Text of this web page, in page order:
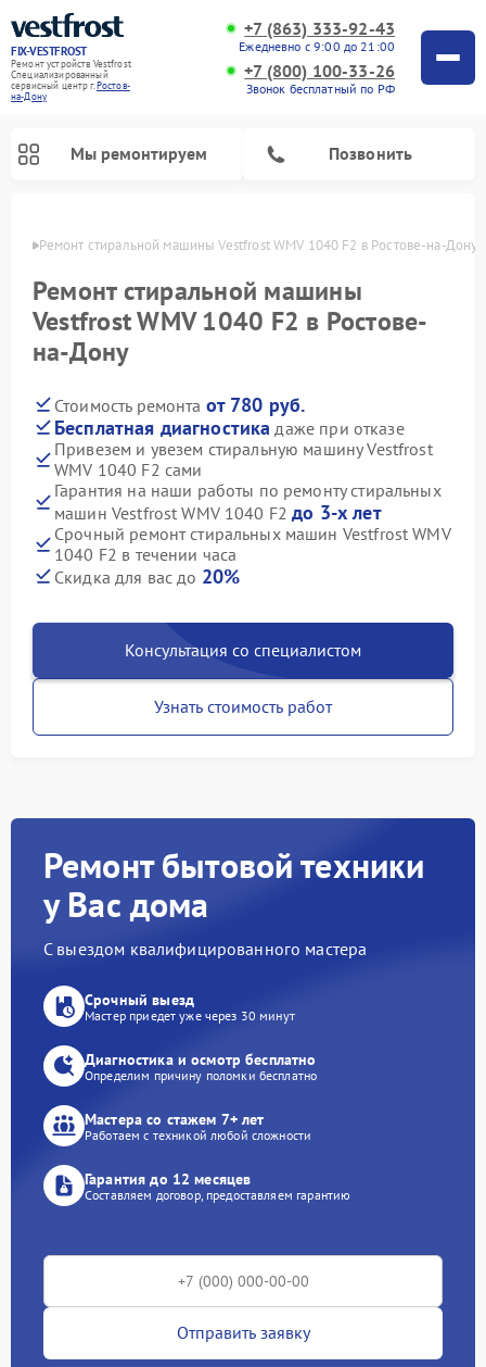
FIX-VESTFROST
Ремонт устройств Vestfrost
Специализированный
cервисный центр г.Ростов-
на-Дону
+7 (863) 333-92-43
Ежедневно с 9:00 до 21:00
+7 (800) 100-33-26
Звонок бесплатный по РФ
Мы ремонтируем Позвонить
Ремонт стиральной машины Vestfrost WMV 1040 F2 в Ростове-на-Дону
Ремонт стиральной машины
Vestfrost WMV 1040 F2 в Ростове-
на-Дону
Стоимость ремонта от 780 руб.
Бесплатная диагностика даже при отказе
Привезем и увезем стиральную машину Vestfrost
WMV 1040 F2 сами
Гарантия на наши работы по ремонту стиральных
машин Vestfrost WMV 1040 F2до 3-х лет
Срочный ремонт стиральных машин Vestfrost WMV
1040 F2 в течении часа
Скидка для вас до 20%
Консультация со специалистом
Узнать стоимость работ
Ремонт бытовой техники
у Вас дома
С выездом квалифицированного мастера
Срочный выезд
Мастер приедет уже через 30 минут
Диагностика и осмотр бесплатно
Определим причину поломки бесплатно
Мастера со стажем 7+ лет
Работаем с техникой любой сложности
Гарантия до 12 месяцев
Составляем договор, предоставляем гарантию
Отправить заявку